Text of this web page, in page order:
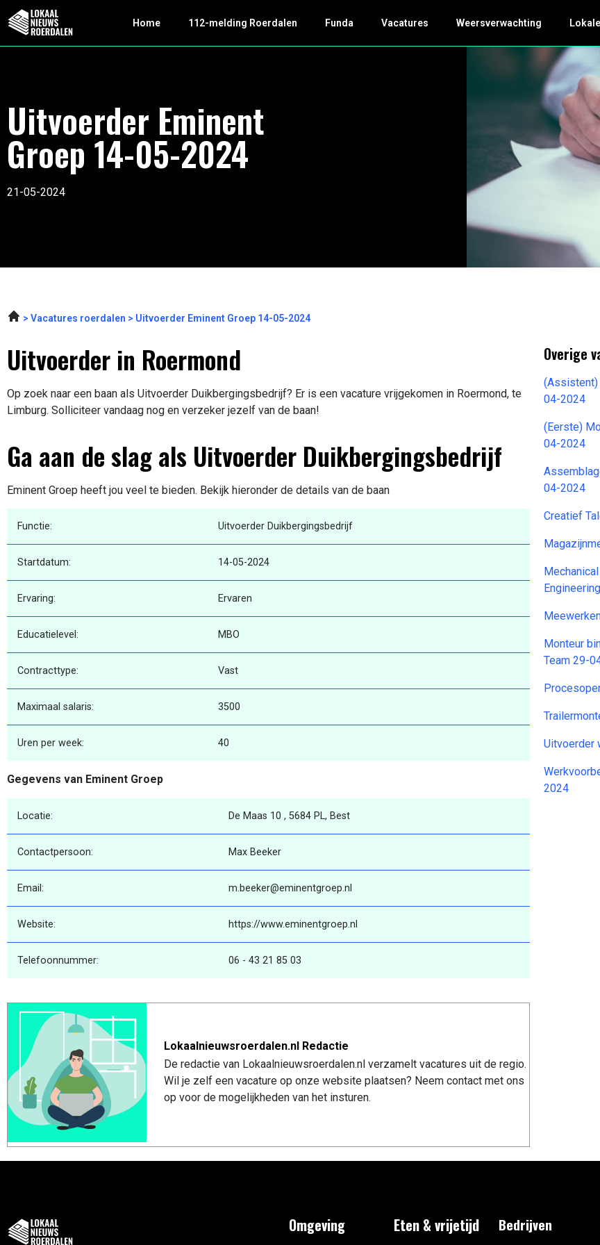
Home 112-melding Roerdalen Funda Vacatures Weersverwachting
Uitvoerder Eminent
Groep 14-05-2024
21-05-2024
Vacatures roerdalen Uitvoerder Eminent Groep 14-05-2024
Uitvoerder in Roermond
Op zoek naar een baan als Uitvoerder Duikbergingsbedrijf? Er is een vacature vrijgekomen in Roermond, te
Limburg. Solliciteer vandaag nog en verzeker jezelf van de baan!
Ga aan de slag als Uitvoerder Duikbergingsbedrijf
Eminent Groep heeft jou veel te bieden. Bekijk hieronder de details van de baan
Functie: Uitvoerder Duikbergingsbedrijf
Startdatum: 14-05-2024
Ervaring: Ervaren
Educatielevel: MBO
Contracttype: Vast
Maximaal salaris: 3500
Uren per week: 40
Gegevens van Eminent Groep
Locatie: De Maas 10 , 5684 PL, Best
Contactpersoon: Max Beeker
Email: m.beeker@eminentgroep.nl
Website: https://www.eminentgroep.nl
Telefoonnummer: 06 - 43 21 85 03
Lokaalnieuwsroerdalen.nl Redactie
De redactie van Lokaalnieuwsroerdalen.nl verzamelt vacatures uit de regio.
Wil je zelf een vacature op onze website plaatsen? Neem contact met ons
op voor de mogelijkheden van het insturen.
Overige
(Assistent)
04-2024
(Eerste)
04-2024
04-2024
Creatief
Monteur
Team 29-
Uitvoerder
2024
Omgeving Eten & vrijetijd Bedrijven